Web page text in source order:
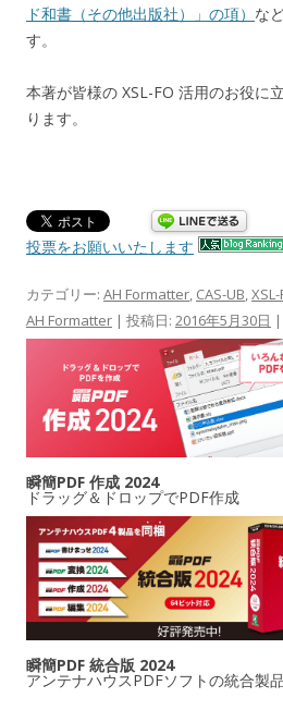
ド和書（その他出版社）」の項） な
す。
本著が皆様の XSL-FO 活用のお役に
ります。
投票をお願いいたします
カテゴリー: AH Formatter, CAS-UB,
AH Formatter | 投稿日: 2016年5月30日 |
瞬簡PDF 作成 2024
ドラッグ＆ドロップでPDF作成
瞬簡PDF 統合版 2024
アンテナハウスPDFソフトの統合製品